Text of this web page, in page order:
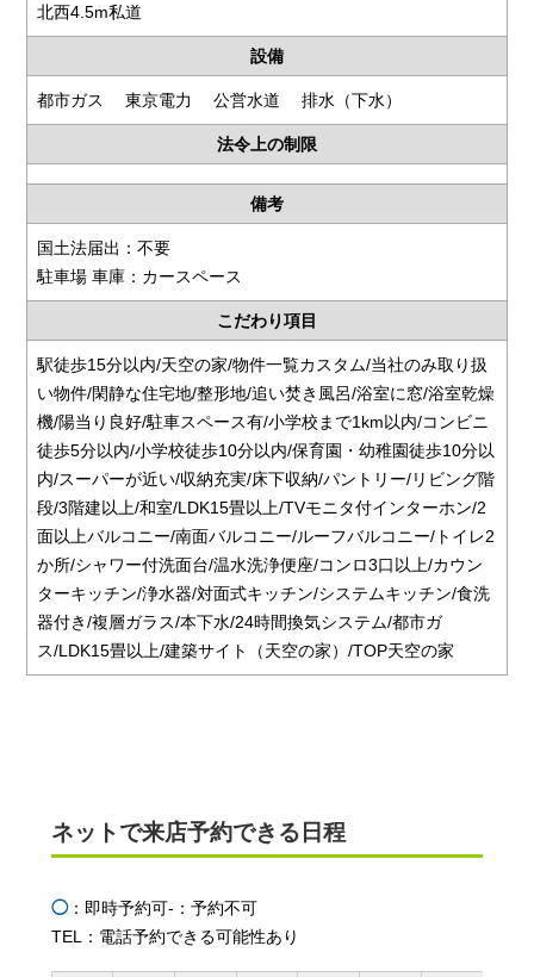
北西4.5m私道
設備
都市ガス 東京電力 公営水道 排水（下水）
法令上の制限
備考
国土法届出：不要
駐車場 車庫：カースペース
こだわり項目
駅徒歩15分以内/天空の家/物件一覧カスタム/当社のみ取り扱
い物件/閑静な住宅地/整形地/追い焚き風呂/浴室に窓/浴室乾燥
機/陽当り良好/駐車スペース有/小学校まで1km以内/コンビニ
徒歩5分以内/小学校徒歩10分以内/保育園・幼稚園徒歩10分以
内/スーパーが近い/収納充実/床下収納/パントリー/リビング階
段/3階建以上/和室/LDK15畳以上/TVモニタ付インターホン/2
面以上バルコニー/南面バルコニー/ルーフバルコニー/トイレ2
か所/シャワー付洗面台/温水洗浄便座/コンロ3口以上/カウン
ターキッチン/浄水器/対面式キッチン/システムキッチン/食洗
器付き/複層ガラス/本下水/24時間換気システム/都市ガ
ス/LDK15畳以上/建築サイト（天空の家）/TOP天空の家
ネットで来店予約できる日程
◯：即時予約可-：予約不可
TEL：電話予約できる可能性あり